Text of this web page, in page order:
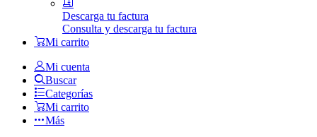
Descarga tu factura
Consulta y descarga tu factura
Mi carrito
Mi cuenta
Buscar
Categorías
Mi carrito
Más